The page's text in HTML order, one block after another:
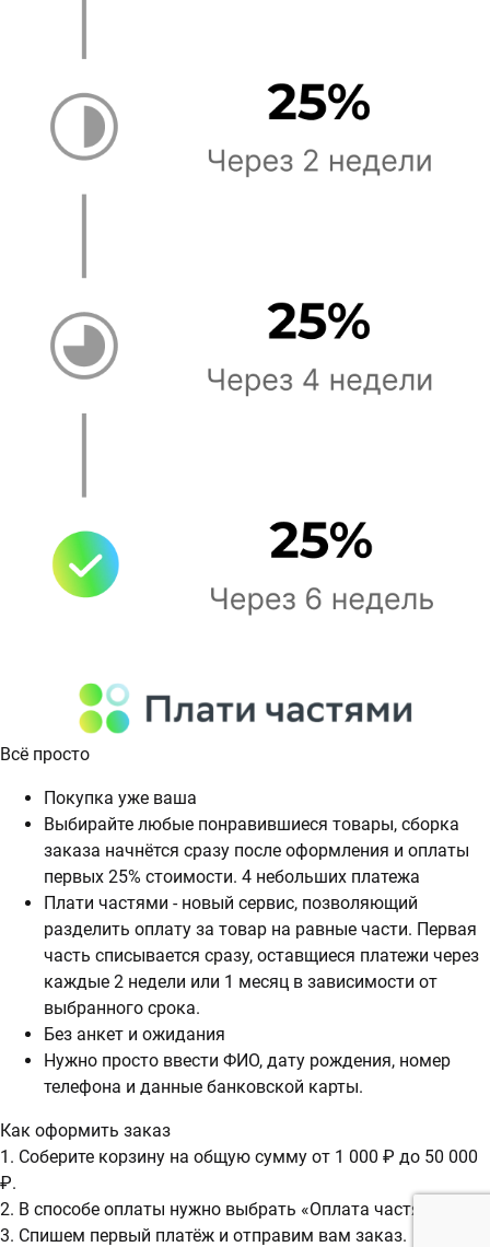
Всё просто
Покупка уже ваша
Выбирайте любые понравившиеся товары, сборка
заказа начнётся сразу после оформления и оплаты
первых 25% стоимости. 4 небольших платежа
Плати частями - новый сервис, позволяющий
разделить оплату за товар на равные части. Первая
часть списывается сразу, оставщиеся платежи через
каждые 2 недели или 1 месяц в зависимости от
выбранного срока.
Без анкет и ожидания
Нужно просто ввести ФИО, дату рождения, номер
телефона и данные банковской карты.
Как оформить заказ
1. Соберите корзину на общую сумму от 1 000 ₽ до 50 000
₽.
2. В способе оплаты нужно выбрать «Оплата частями».
3. Спишем первый платёж и отправим вам заказ.